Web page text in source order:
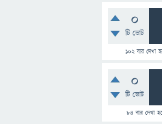
0
টি ভোট
102বার দেখা
0
টি ভোট
84বার দেখা